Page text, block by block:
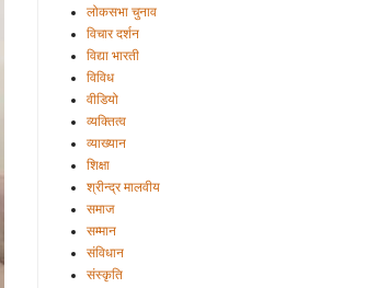
लोकसभा चुनाव
विचार दर्शन
विद्या भारती
विविध
वीडियो
व्यक्तित्व
व्याख्यान
शिक्षा
श्रीन्द्र मालवीय
समाज
सम्मान
संविधान
संस्कृति